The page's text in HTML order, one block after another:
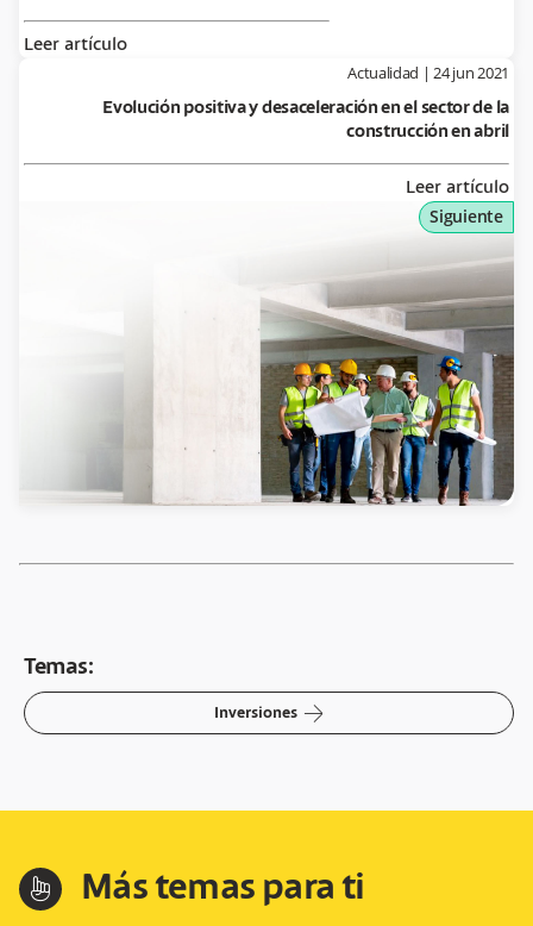
Leer artículo
Siguiente
Actualidad |24 jun 2021
Evolución positiva y desaceleración en el sector de la
construcción en abril
Leer artículo
Temas:
Inversiones arrow-right
hand-index Más temas para ti